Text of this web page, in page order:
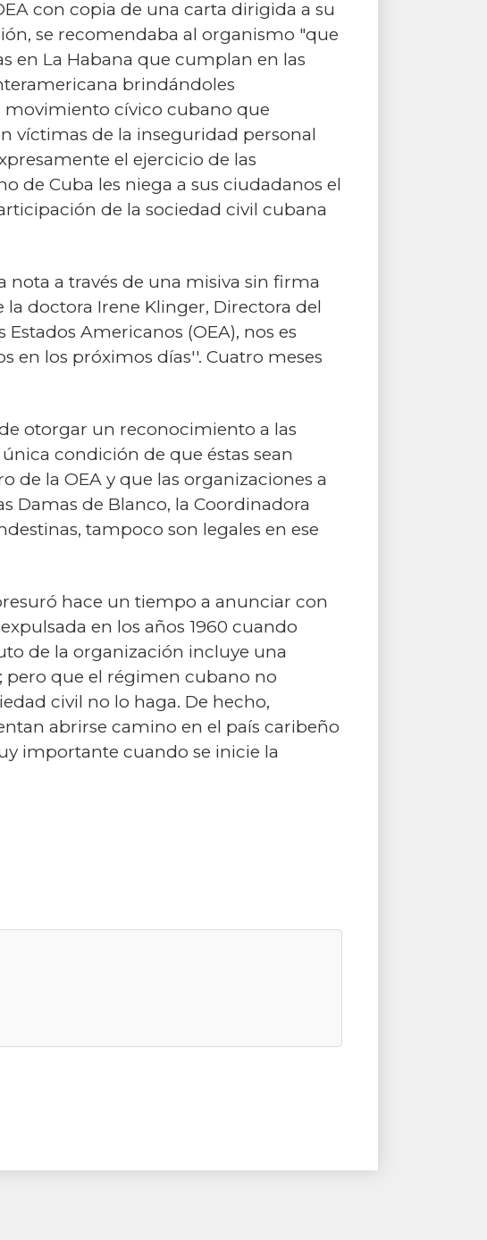
con copia de una carta dirigida a su
se recomendaba al organismo "que
en La Habana que cumplan en las
brindándoles
movimiento cívico cubano que
víctimas de la inseguridad personal
el ejercicio de las
de Cuba les niega a sus ciudadanos el
de la sociedad civil cubana
nota a través de una misiva sin firma
doctora Irene Klinger, Directora del
Americanos (OEA), nos es
en los próximos días''. Cuatro meses
otorgar un reconocimiento a las
condición de que éstas sean
de la OEA y que las organizaciones a
Damas de Blanco, la Coordinadora
tampoco son legales en ese
hace un tiempo a anunciar con
en los años 1960 cuando
de la organización incluye una
pero que el régimen cubano no
civil no lo haga. De hecho,
abrirse camino en el país caribeño
importante cuando se inicie la